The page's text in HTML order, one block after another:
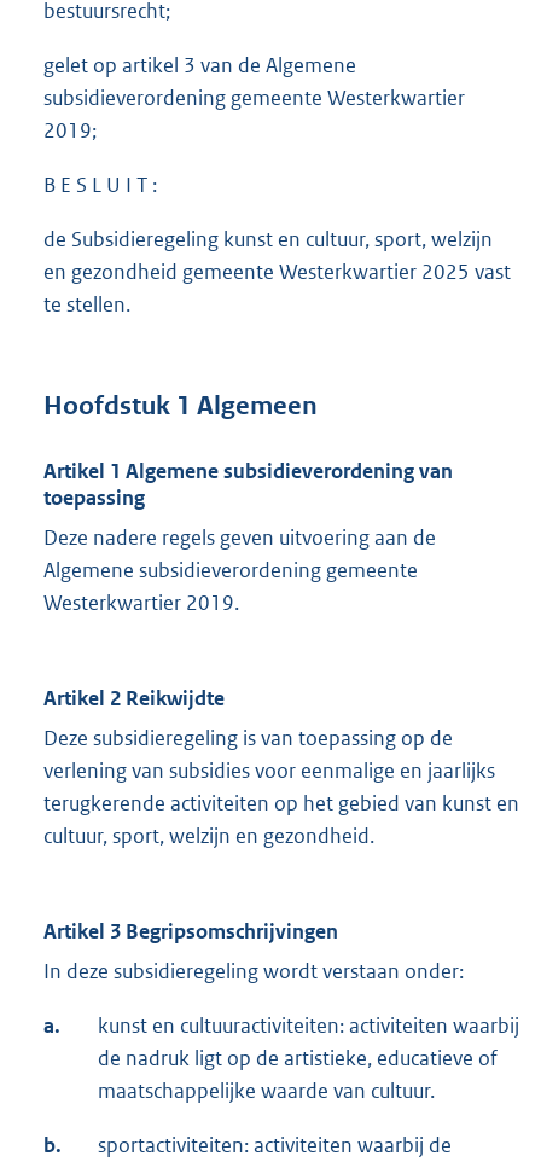
bestuursrecht;
gelet op artikel 3 van de Algemene
subsidieverordening gemeente Westerkwartier
2019;
B E S L U I T :
de Subsidieregeling kunst en cultuur, sport, welzijn
en gezondheid gemeente Westerkwartier 2025 vast
te stellen.
Hoofdstuk 1 Algemeen
Artikel 1 Algemene subsidieverordening van
toepassing
Deze nadere regels geven uitvoering aan de
Algemene subsidieverordening gemeente
Westerkwartier 2019.
Artikel 2 Reikwijdte
Deze subsidieregeling is van toepassing op de
verlening van subsidies voor eenmalige en jaarlijks
terugkerende activiteiten op het gebied van kunst en
cultuur, sport, welzijn en gezondheid.
Artikel 3 Begripsomschrijvingen
In deze subsidieregeling wordt verstaan onder:
a.
kunst en cultuuractiviteiten: activiteiten waarbij
de nadruk ligt op de artistieke, educatieve of
maatschappelijke waarde van cultuur.
b.
sportactiviteiten: activiteiten waarbij de